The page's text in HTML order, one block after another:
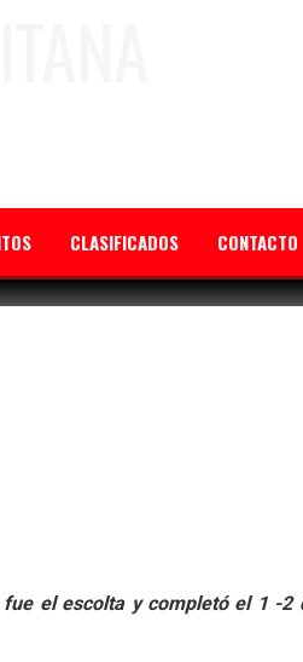
CLASIFICADOS CONTACTO
el escolta y completó el 1 -2